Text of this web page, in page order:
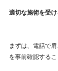
適切な施術を受け
まずは、電話で
を事前確認するこ